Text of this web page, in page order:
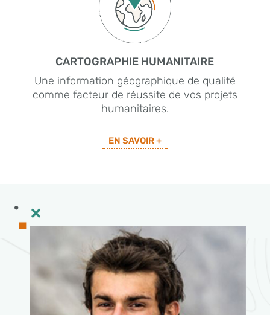
CARTOGRAPHIE HUMANITAIRE
Une information géographique de qualité
comme facteur de réussite de vos projets
humanitaires.
EN SAVOIR +